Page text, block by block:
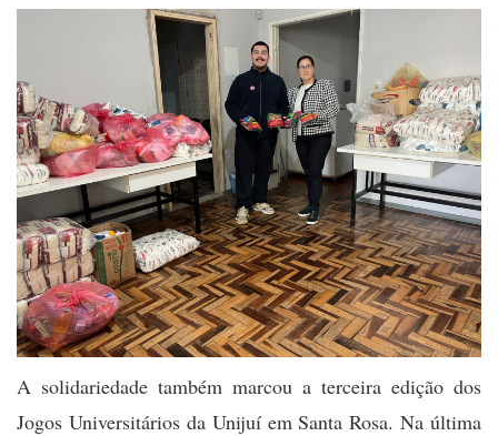
A solidariedade também marcou a terceira edição dos
Jogos Universitários da Unijuí em Santa Rosa. Na última